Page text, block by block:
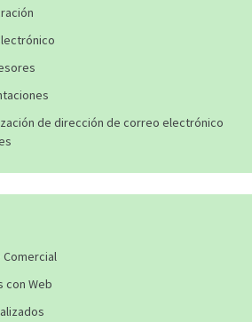
de dirección de correo electrónico
con Web